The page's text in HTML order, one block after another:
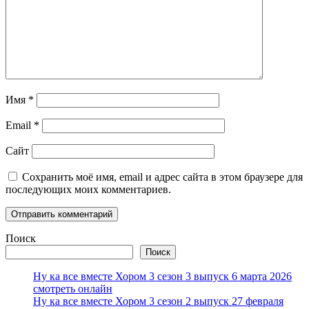
Имя *
Email *
Сайт
Сохранить моё имя, email и адрес сайта в этом браузере для
последующих моих комментариев.
Поиск
Поиск
Ну ка все вместе Хором 3 сезон 3 выпуск 6 марта 2026
смотреть онлайн
Ну ка все вместе Хором 3 сезон 2 выпуск 27 февраля